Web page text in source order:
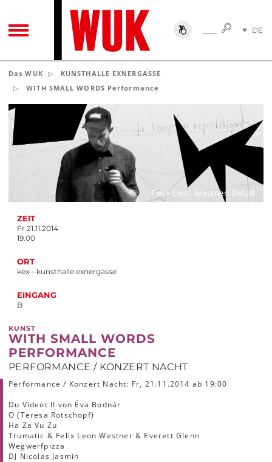
TOGGLE NAVIGATIONSUCHESUCHE
DE
Das WUK
KUNSTHALLE EXNERGASSE
WITH SMALL WORDS Performance
ZEIT
Fr 21.11.2014
19.00
ORT
kex—kunsthalle exnergasse
EINGANG
B
Felix Leon Westner, Detail
KUNST
WITH SMALL WORDS
PERFORMANCE
PERFORMANCE / KONZERT NACHT
Performance / Konzert Nacht: Fr, 21.11.2014 ab 19:00
Du Videot II von Éva Bodnár
O (Teresa Rotschopf)
Ha Za Vu Zu
Trumatic & Felix Leon Westner & Everett Glenn
Wegwerfpizza
DJ Nicolas Jasmin